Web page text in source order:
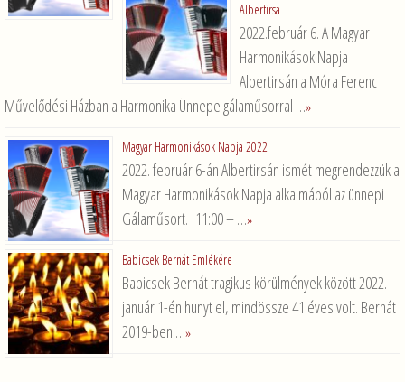
Albertirsa
2022.február 6. A Magyar
Harmonikások Napja
Albertirsán a Móra Ferenc
Művelődési Házban a Harmonika Ünnepe gálaműsorral …»
Magyar Harmonikások Napja 2022
2022. február 6-án Albertirsán ismét megrendezzük a
Magyar Harmonikások Napja alkalmából az ünnepi
Gálaműsort. 11:00 – …»
Babicsek Bernát Emlékére
Babicsek Bernát tragikus körülmények között 2022.
január 1-én hunyt el, mindössze 41 éves volt. Bernát
2019-ben …»